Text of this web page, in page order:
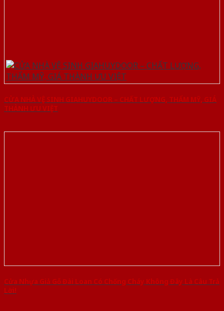
CỬA NHÀ VỆ SINH GIAHUYDOOR – CHẤT LƯỢNG, THẨM MỸ, GIÁ
THÀNH ƯU VIỆT
Cửa Nhựa Giả Gỗ Đài Loan Có Chống Cháy Không Đây Là Câu Trả
Lời!